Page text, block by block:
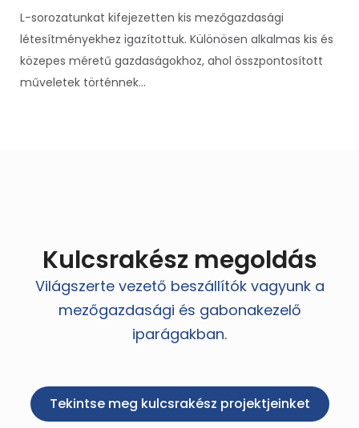
L-sorozatunkat kifejezetten kis mezőgazdasági
létesítményekhez igazítottuk. Különösen alkalmas kis és
közepes méretű gazdaságokhoz, ahol összpontosított
műveletek történnek...
Kulcsrakész megoldás
Világszerte vezető beszállítók vagyunk a
mezőgazdasági és gabonakezelő
iparágakban.
Tekintse meg kulcsrakész projektjeinket